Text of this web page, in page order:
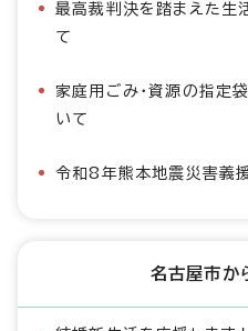
最高裁判決を踏まえた生
て
家庭用ごみ・資源の指定
いて
令和8年熊本地震災害義
名古屋市か